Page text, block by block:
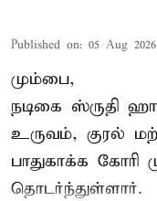
Published on: 05 Aug
மும்பை,
நடிகை ஸ்ருதி
உருவம், குரல்
பாதுகாக்க
தொடர்ந்துள்ளார்.